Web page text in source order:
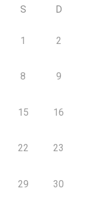
S D
1 2
8 9
15 16
22 23
29 30